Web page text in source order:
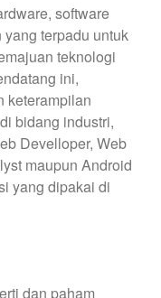
software
terpadu untuk
teknologi
ini,
keterampilan
bidang industri,
Develloper, Web
maupun Android
yang dipakai di
dan paham